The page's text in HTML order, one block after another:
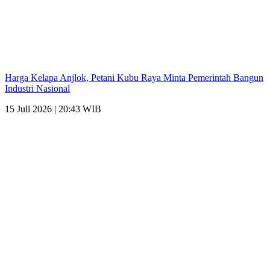
Harga Kelapa Anjlok, Petani Kubu Raya Minta Pemerintah Bangun
Industri Nasional
15 Juli 2026 | 20:43 WIB